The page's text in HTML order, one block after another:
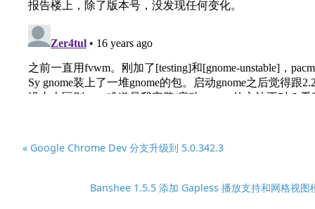
« Google Chrome Dev 分支升级到 5.0.342.3
Banshee 1.5.5 添加 Gapless 播放支持和网格视图